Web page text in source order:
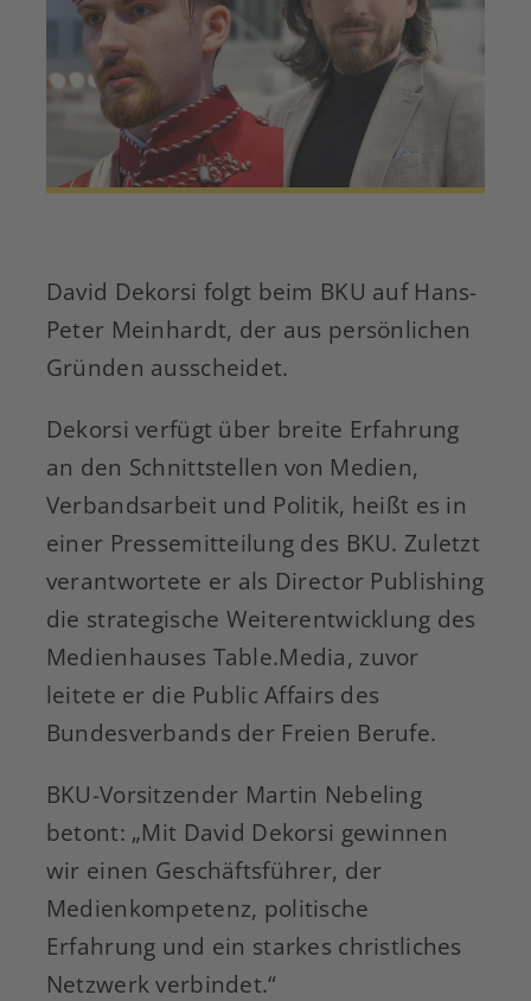
David Dekorsi folgt beim BKU auf Hans-
Peter Meinhardt, der aus persönlichen
Gründen ausscheidet.
Dekorsi verfügt über breite Erfahrung
an den Schnittstellen von Medien,
Verbandsarbeit und Politik, heißt es in
einer Pressemitteilung des BKU. Zuletzt
verantwortete er als Director Publishing
die strategische Weiterentwicklung des
Medienhauses Table.Media, zuvor
leitete er die Public Affairs des
Bundesverbands der Freien Berufe.
BKU-Vorsitzender Martin Nebeling
betont: „Mit David Dekorsi gewinnen
wir einen Geschäftsführer, der
Medienkompetenz, politische
Erfahrung und ein starkes christliches
Netzwerk verbindet.“